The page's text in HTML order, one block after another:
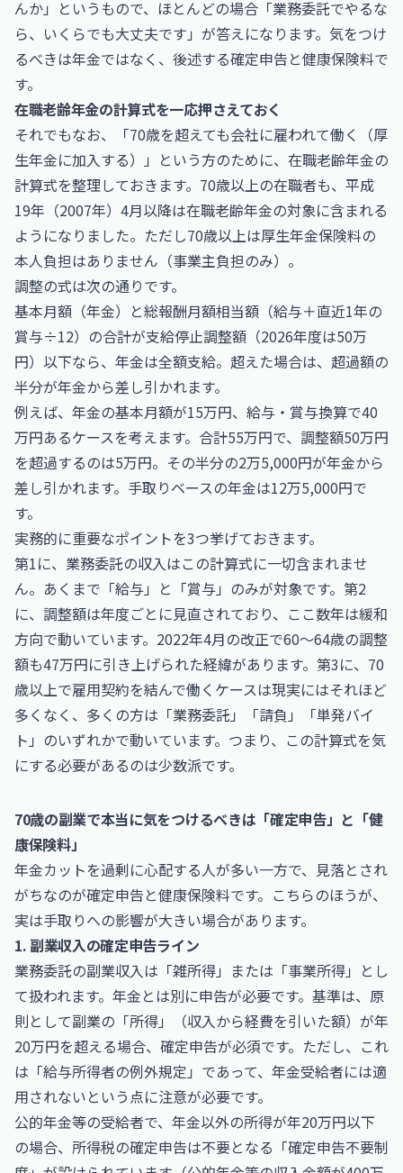
んか」というもので、ほとんどの場合「業務委託でやるな
ら、いくらでも大丈夫です」が答えになります。気をつけ
るべきは年金ではなく、後述する確定申告と健康保険料で
す。
在職老齢年金の計算式を一応押さえておく
それでもなお、「70歳を超えても会社に雇われて働く（厚
生年金に加入する）」という方のために、在職老齢年金の
計算式を整理しておきます。70歳以上の在職者も、平成
19年（2007年）4月以降は在職老齢年金の対象に含まれる
ようになりました。ただし70歳以上は厚生年金保険料の
本人負担はありません（事業主負担のみ）。
調整の式は次の通りです。
基本月額（年金）と総報酬月額相当額（給与＋直近1年の
賞与÷12）の合計が支給停止調整額（2026年度は50万
円）以下なら、年金は全額支給。超えた場合は、超過額の
半分が年金から差し引かれます。
例えば、年金の基本月額が15万円、給与・賞与換算で40
万円あるケースを考えます。合計55万円で、調整額50万円
を超過するのは5万円。その半分の2万5,000円が年金から
差し引かれます。手取りベースの年金は12万5,000円で
す。
実務的に重要なポイントを3つ挙げておきます。
第1に、業務委託の収入はこの計算式に一切含まれませ
ん。あくまで「給与」と「賞与」のみが対象です。第2
に、調整額は年度ごとに見直されており、ここ数年は緩和
方向で動いています。2022年4月の改正で60〜64歳の調整
額も47万円に引き上げられた経緯があります。第3に、70
歳以上で雇用契約を結んで働くケースは現実にはそれほど
多くなく、多くの方は「業務委託」「請負」「単発バイ
ト」のいずれかで動いています。つまり、この計算式を気
にする必要があるのは少数派です。
70歳の副業で本当に気をつけるべきは「確定申告」と「健
康保険料」
年金カットを過剰に心配する人が多い一方で、見落とされ
がちなのが確定申告と健康保険料です。こちらのほうが、
実は手取りへの影響が大きい場合があります。
1. 副業収入の確定申告ライン
業務委託の副業収入は「雑所得」または「事業所得」とし
て扱われます。年金とは別に申告が必要です。基準は、原
則として副業の「所得」（収入から経費を引いた額）が年
20万円を超える場合、確定申告が必須です。ただし、これ
は「給与所得者の例外規定」であって、年金受給者には適
用されないという点に注意が必要です。
公的年金等の受給者で、年金以外の所得が年20万円以下
の場合、所得税の確定申告は不要となる「確定申告不要制